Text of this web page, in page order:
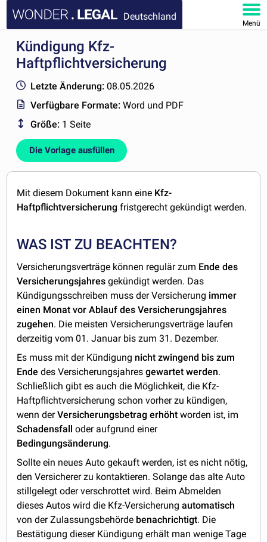
Deutschland
Menü
HOMEPAGE
FAQ
KONTAKT
MEIN KONTO
Kündigung Kfz-
Haftpflichtversicherung
Letzte Änderung: 08.05.2026
Verfügbare Formate:Word und PDF
Größe: 1 Seite
Die Vorlage ausfüllen
Mit diesem Dokument kann eine Kfz-
Haftpflichtversicherungfristgerecht gekündigt werden.
WAS IST ZU BEACHTEN?
Versicherungsverträge können regulär zum Ende des
Versicherungsjahres gekündigt werden. Das
Kündigungsschreiben muss der Versicherung immer
einen Monat vor Ablauf des Versicherungsjahres
zugehen. Die meisten Versicherungsverträge laufen
derzeitig vom 01. Januar bis zum 31. Dezember.
Es muss mit der Kündigung nicht zwingend bis zum
Ende des Versicherungsjahresgewartet werden.
Schließlich gibt es auch die Möglichkeit, die Kfz-
Haftpflichtversicherung schon vorher zu kündigen,
wenn derVersicherungsbetrag erhöht worden ist, im
Schadensfall
oder aufgrund einer
Bedingungsänderung.
Sollte ein neues Auto gekauft werden, ist es nicht nötig,
den Versicherer zu kontaktieren. Solange das alte Auto
stillgelegt oder verschrottet wird. Beim Abmelden
dieses Autos wird die Kfz-Versicherungautomatisch
von der Zulassungsbehörde benachrichtigt. Die
Bestätigung dieser Kündigung erhält man wenige Tage